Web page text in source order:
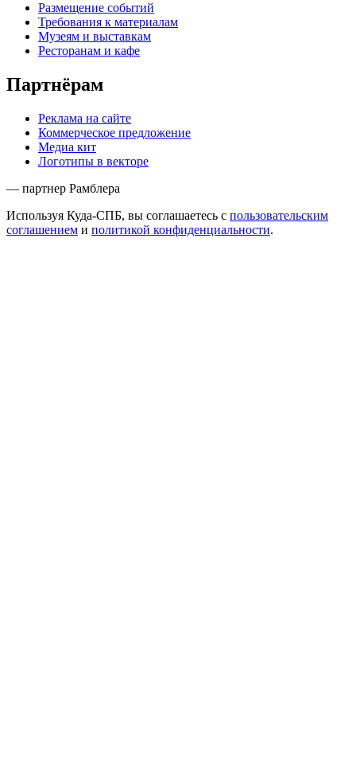
Размещение событий
Требования к материалам
Музеям и выставкам
Ресторанам и кафе
Партнёрам
Реклама на сайте
Коммерческое предложение
Медиа кит
Логотипы в векторе
— партнер Рамблера
Используя Куда-СПБ, вы соглашаетесь с пользовательским
соглашением и политикой конфиденциальности.